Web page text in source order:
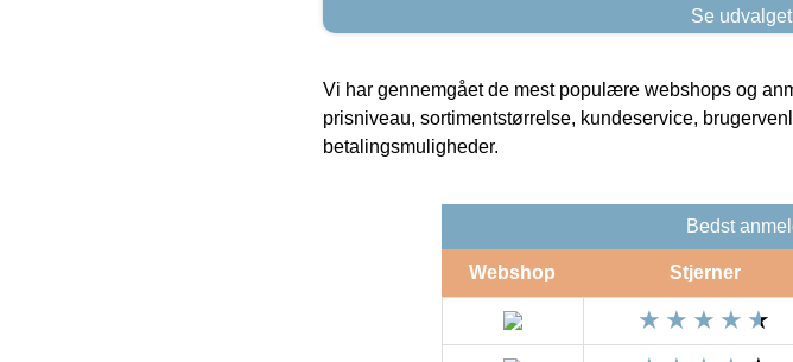
Se
Vi har gennemgået de mest populære webshops og
prisniveau, sortimentstørrelse, kundeservice,
betalingsmuligheder.
Bedst
Webshop Stjerner